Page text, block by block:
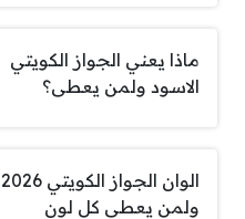
ماذا يعني الجواز الكويتي
الاسود ولمن يعطى؟
الوان الجواز الكويتي 2026
ولمن يعطى كل لون